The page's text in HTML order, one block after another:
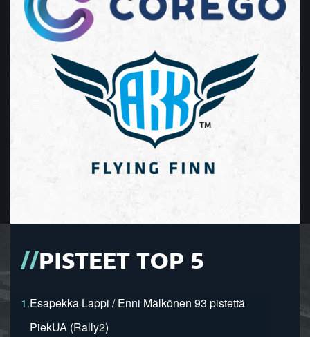
PISTEET TOP 5
1.Esapekka Lappi / Enni Mälkönen 93 pistettä
PiekUA (Rally2)